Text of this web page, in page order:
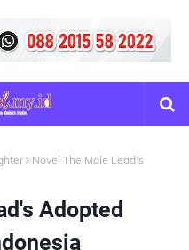
Novel The Male Lead's
Adopted